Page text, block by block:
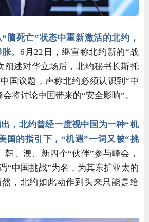
脑死亡”状态中重新激活的北约，
。 6 月22日，继宣称北约新的“战
阐述对华立场后，北约秘书长斯托
国议题，声称北约必须认识到“中
将讨论中国带来的“安全影响”。
，北约曾经一度视中国为一种“机
国的指引下，“机遇”一词又被“挑
韩、澳、新四个“伙伴”参与峰会，
“中国挑战”为名，为其东扩亚太的
，北约如此动作到头来只能是给